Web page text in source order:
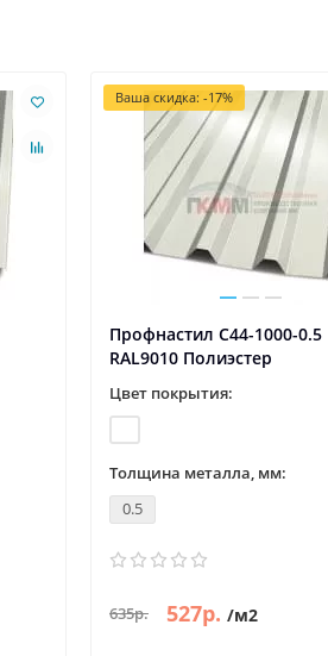
Ваша скидка: -17%
Профнастил С44-1000-0.5
RAL9010 Полиэстер
Цвет покрытия:
Толщина металла, мм:
0.5
635р. 527р. /м2